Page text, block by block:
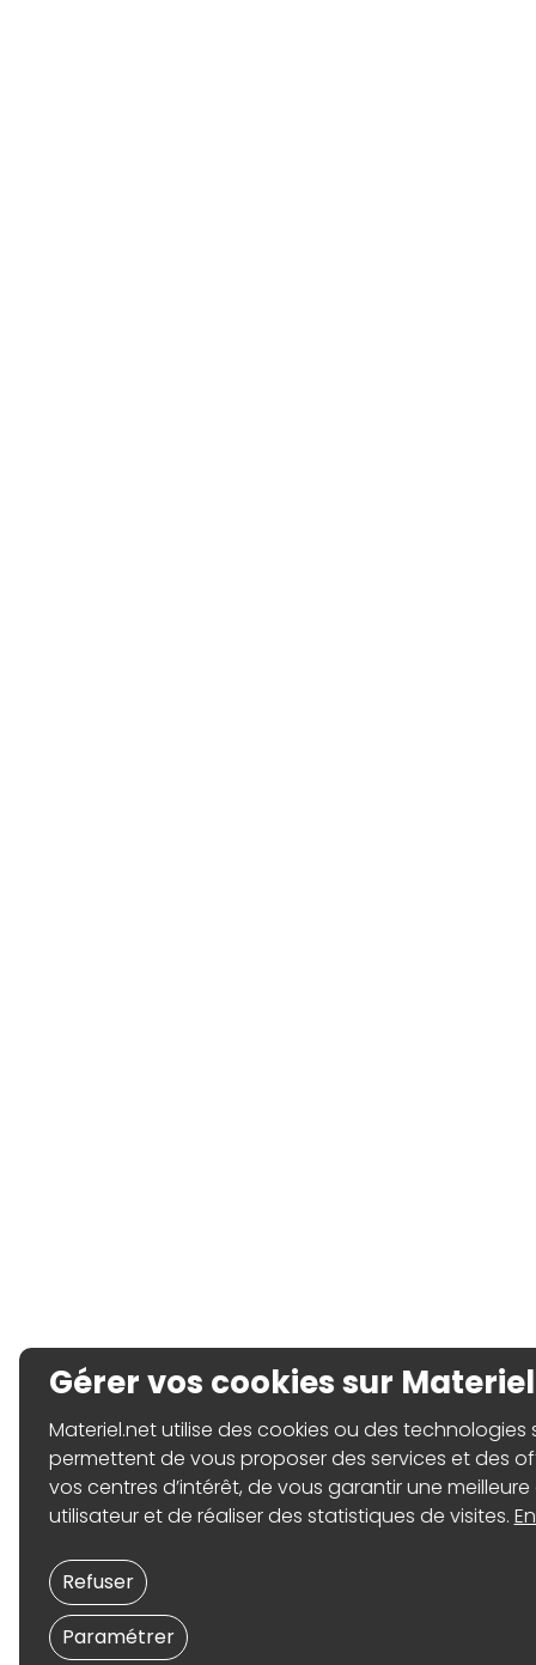
Gérer vos cookies sur
Materiel.net utilise des cookies ou des technologies
permettent de vous proposer des services et des
vos centres d’intérêt, de vous garantir une
utilisateur et de réaliser des statistiques de visites.
Paramétrer
Refuser